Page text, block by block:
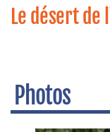
Le désert
Photos